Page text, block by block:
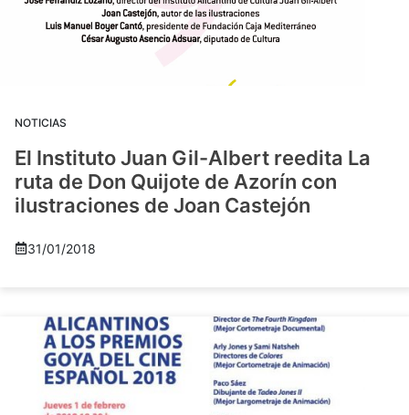
NOTICIAS
El Instituto Juan Gil-Albert reedita La
ruta de Don Quijote de Azorín con
ilustraciones de Joan Castejón
31/01/2018